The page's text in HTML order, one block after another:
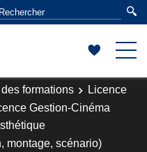
formations
Licence
Gestion-Cinéma
montage, scénario)